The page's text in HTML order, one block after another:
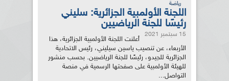
رياضة
اللجنة الأولمبية الجزائرية: سليني
رئيسًا للجنة الرياضيين
15 سبتمبر 2021
أعلنت اللجنة الأولمبية الجزائرية، هذا
الأربعاء، عن تنصيب ياسين سيليني، رئيس الاتحادية
الجزائرية للجيدو، رئيسًا للجنة الرياضيين. بحسب منشور
للهيئة الأولمبية على صفحتها الرسمية في منصة
التواصل...